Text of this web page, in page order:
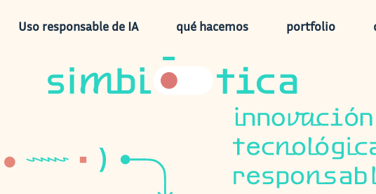
Uso responsable de IA qué hacemos portfolio